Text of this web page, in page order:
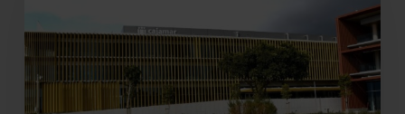
193
millones,
un
8,5